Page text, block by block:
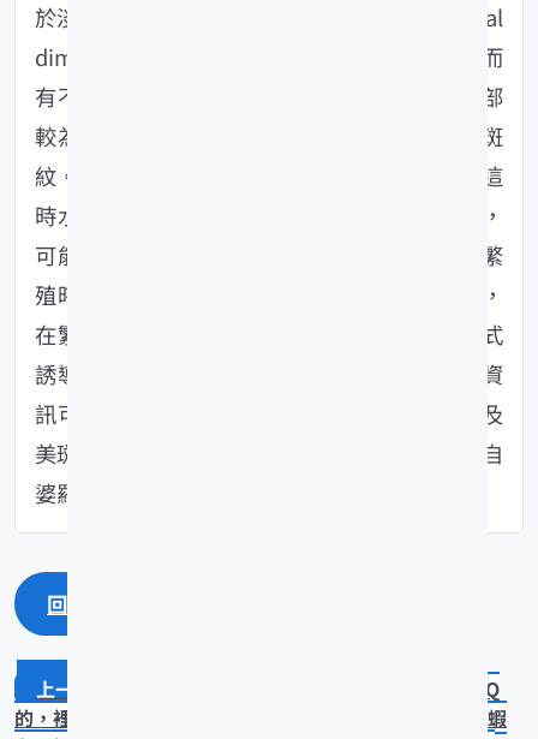
於淡水水域。一般腹吸鰍科為性別二型化 (sexual
dimorphism) 魚類，然雌雄外觀會因物種不同而
有不同的呈現，如有的魚種雌魚體型較大或腹部
較為膨大；雄魚具追星或外表色彩較鮮豔或有斑
紋。腹吸鰍通常被推論在雨季前後繁殖，因為這
時水溫、水質及大氣壓力都會呈現較明顯變化，
可能會刺激腹吸鰍進行繁殖；在人為蓄養下，繁
殖時一般建議須提供種魚較為多樣且營養食物，
在繁殖操作上有採用溫差刺激、加強換水等方式
誘導產卵。種魚護卵行為則因魚種而異。詳細資
訊可參考研究論文「兩種腹吸鰍科魚種之繁殖及
美斑近原吸鰍初期形態發育」及Fishbook「來自
婆羅洲的提琴鼠-腹吸鰍」(
回上一頁
請問蝦肉內黑色的組織是什麼 (取出後質地QQ
的，裡面感覺是蝦肉的顏色)？
請問貪食沼蝦